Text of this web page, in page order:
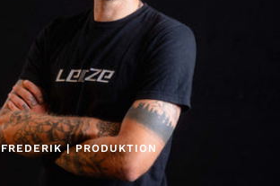
FREDERIK | PRODUKTION